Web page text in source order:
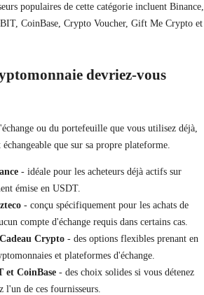
populaires de cette catégorie incluent Binance,
CoinBase, Crypto Voucher, Gift Me Crypto et
devriez-vous
ou du portefeuille que vous utilisez déjà,
que sur sa propre plateforme.
- idéale pour les acheteurs déjà actifs sur
émise en USDT.
- conçu spécifiquement pour les achats de
compte d'échange requis dans certains cas.
Crypto - des options flexibles prenant en
et plateformes d'échange.
et CoinBase - des choix solides si vous détenez
l'un de ces fournisseurs.